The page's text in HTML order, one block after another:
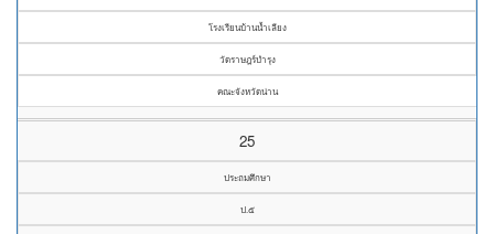
โรงเรียนบ้านน้ำเลียง
วัดราษฎร์บำรุง
คณะจังหวัดน่าน
25
ประถมศึกษา
ป.๕